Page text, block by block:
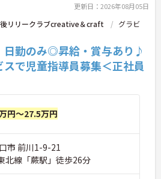
更新日：2026年08月05日
リリークラブcreative＆craft
グラビ
日勤のみ◎昇給・賞与あり♪
で児童指導員募集＜正社員
円～27.5万円
市 前川1-9-21
北線「蕨駅」徒歩26分